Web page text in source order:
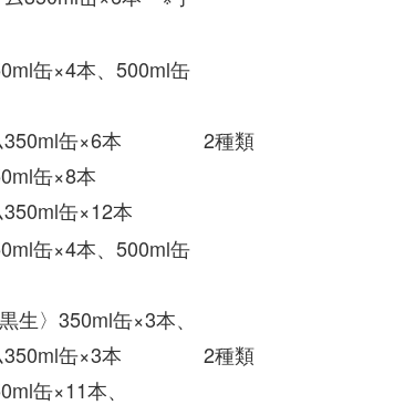
缶×4本、500ml缶
缶×6本
缶×8本
缶×12本
2種類
缶×4本、500ml缶
生〉350ml缶×3本、
缶×3本
缶×11本、
2種類